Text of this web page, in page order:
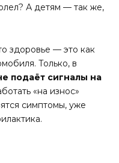
А детям — так же,
здоровье — это как
Только, в
подаёт сигналы на
«на износ»
симптомы, уже